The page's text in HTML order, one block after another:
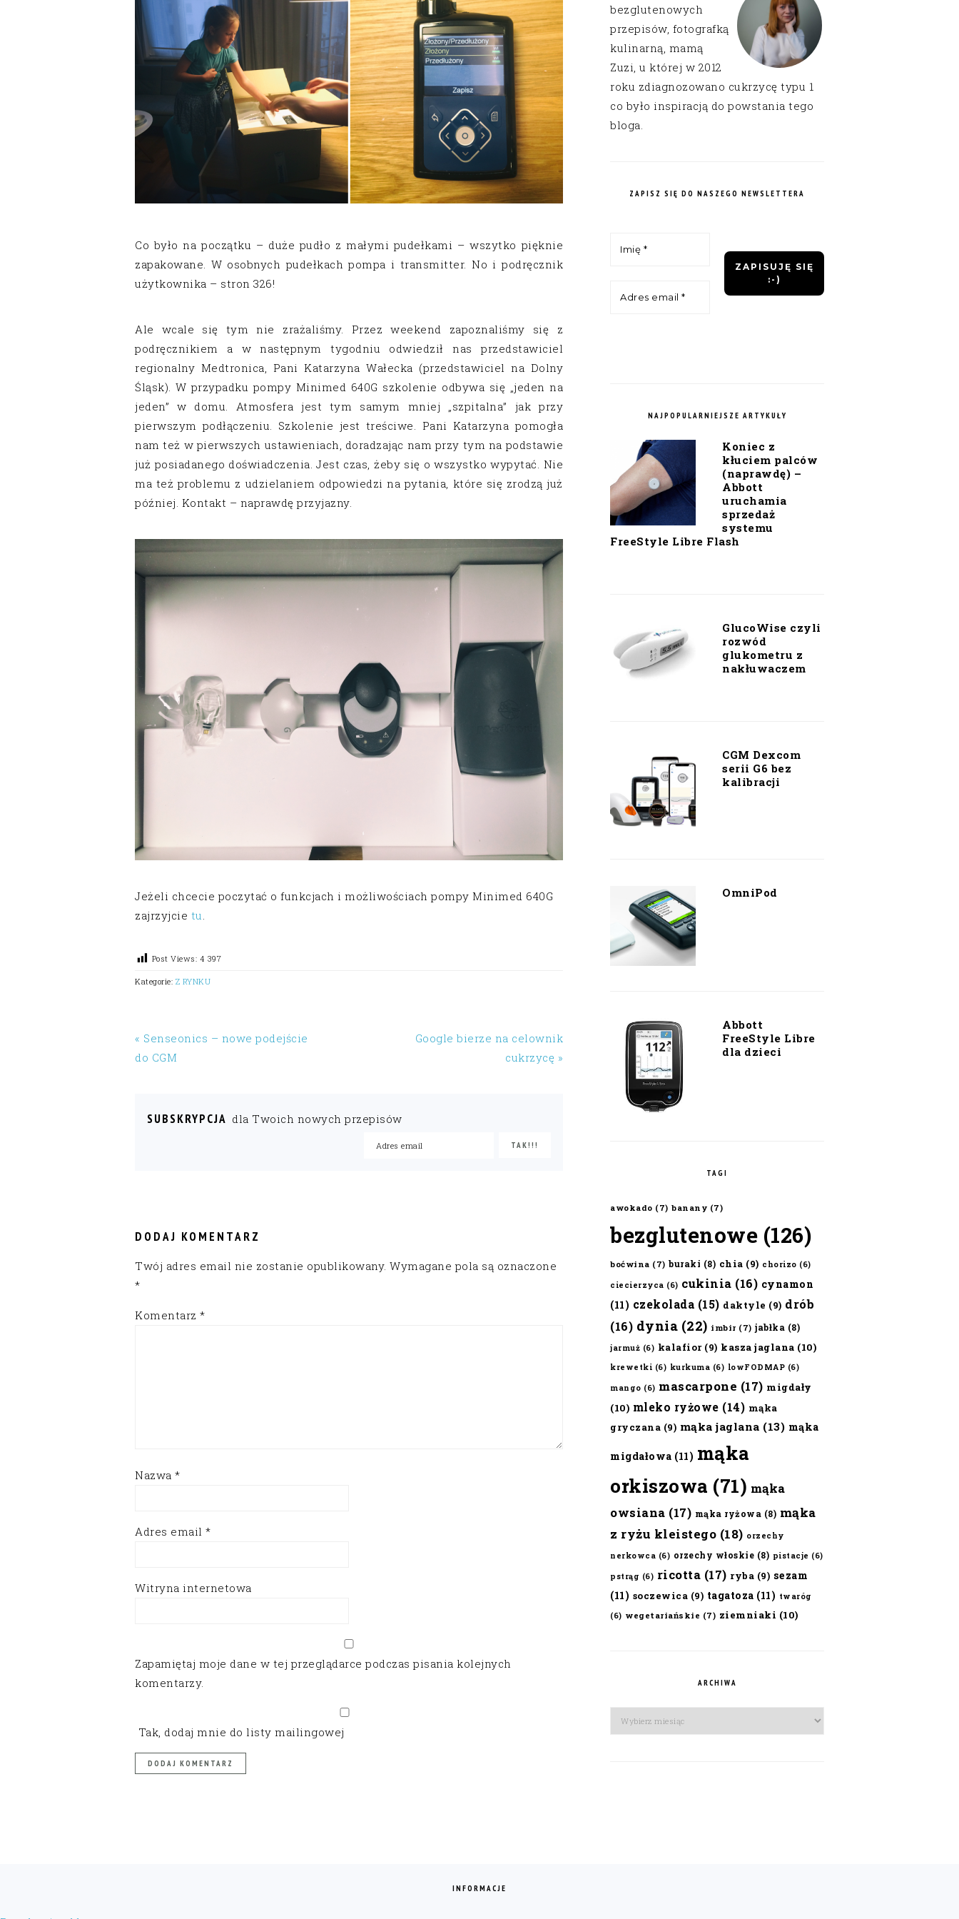
Co było na początku – duże pudło z małymi pudełkami – wszytko pięknie
zapakowane. W osobnych pudełkach pompa i transmitter. No i podręcznik
użytkownika – stron 326!
Ale wcale się tym nie zrażaliśmy. Przez weekend zapoznaliśmy się z
podręcznikiem a w następnym tygodniu odwiedził nas przedstawiciel
regionalny Medtronica, Pani Katarzyna Wałecka (przedstawiciel na Dolny
Śląsk). W przypadku pompy Minimed 640G szkolenie odbywa się „jeden na
jeden” w domu. Atmosfera jest tym samym mniej „szpitalna” jak przy
pierwszym podłączeniu. Szkolenie jest treściwe. Pani Katarzyna pomogła
nam też w pierwszych ustawieniach, doradzając nam przy tym na podstawie
już posiadanego doświadczenia. Jest czas, żeby się o wszystko wypytać. Nie
ma też problemu z udzielaniem odpowiedzi na pytania, które się zrodzą już
później. Kontakt – naprawdę przyjazny.
Jeżeli chcecie poczytać o funkcjach i możliwościach pompy Minimed 640G
zajrzyjcie tu.
Post Views: 4 397
Kategorie: Z RYNKU
« Senseonics – nowe podejście
do CGM
Google bierze na celownik
cukrzycę »
SUBSKRYPCJA dla Twoich nowych przepisów
DODAJ KOMENTARZ
Twój adres email nie zostanie opublikowany. Wymagane pola są oznaczone
*
Komentarz *
Nazwa *
Adres email *
Witryna internetowa
Zapamiętaj moje dane w tej przeglądarce podczas pisania kolejnych
komentarzy.
Tak, dodaj mnie do listy mailingowej
bezglutenowych
przepisów, fotografką
kulinarną, mamą
Zuzi, u której w 2012
roku zdiagnozowano cukrzycę typu 1
co było inspiracją do powstania tego
bloga.
ZAPISZ SIĘ DO NASZEGO NEWSLETTERA
NAJPOPULARNIEJSZE ARTYKUŁY
Koniec z
kłuciem palców
(naprawdę) –
Abbott
uruchamia
sprzedaż
systemu
FreeStyle Libre Flash
GlucoWise czyli
rozwód
glukometru z
nakłuwaczem
CGM Dexcom
serii G6 bez
kalibracji
OmniPod
Abbott
FreeStyle Libre
dla dzieci
TAGI
awokado (7) banany (7)
bezglutenowe (126)
boćwina (7) buraki (8) chia (9) chorizo (6)
ciecierzyca (6) cukinia (16) cynamon
(11) czekolada (15) daktyle (9) drób
(16) dynia (22) imbir (7) jabłka (8)
jarmuż (6) kalafior(9) kasza jaglana (10)
krewetki (6) kurkuma (6) lowFODMAP (6)
mango (6) mascarpone (17) migdały
(10) mleko ryżowe (14) mąka
gryczana (9) mąka jaglana (13) mąka
migdałowa (11) mąka
orkiszowa (71) mąka
owsiana (17) mąka ryżowa (8) mąka
z ryżu kleistego (18) orzechy
nerkowca (6) orzechy włoskie (8) pistacje (6)
pstrąg (6) ricotta (17) ryba (9) sezam
(11) soczewica (9) tagatoza (11) twaróg
(6) wegetariańskie (7) ziemniaki (10)
ARCHIWA
Archiwa
INFORMACJE